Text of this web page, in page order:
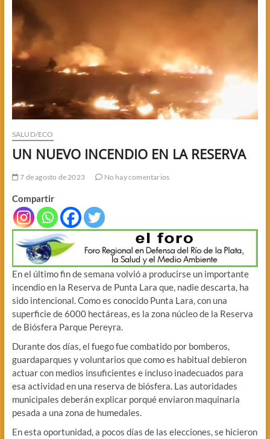
SALUD/ECO
UN NUEVO INCENDIO EN LA RESERVA
7 de agosto de 2023 No hay comentarios
Compartir
En el último fin de semana volvió a producirse un importante
incendio en la Reserva de Punta Lara que, nadie descarta, ha
sido intencional. Como es conocido Punta Lara, con una
superficie de 6000 hectáreas, es la zona núcleo de la Reserva
de Biósfera Parque Pereyra.
Durante dos días, el fuego fue combatido por bomberos,
guardaparques y voluntarios que como es habitual debieron
actuar con medios insuficientes e incluso inadecuados para
esa actividad en una reserva de biósfera. Las autoridades
municipales deberán explicar porqué enviaron maquinaria
pesada a una zona de humedales.
En esta oportunidad, a pocos días de las elecciones, se hicieron